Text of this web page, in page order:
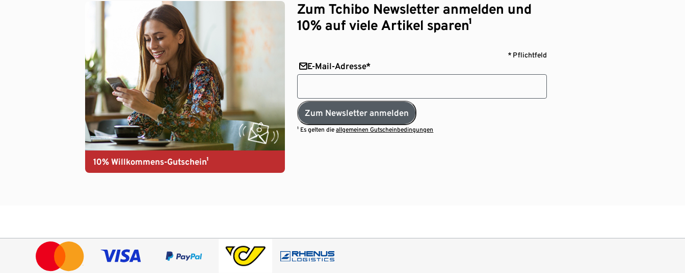
10% Willkommens-Gutschein¹
Zum Tchibo Newsletter anmelden und
10% auf viele Artikel sparen¹
* Pflichtfeld
E-Mail-Adresse*
Zum Newsletter anmelden
¹ Es gelten dieallgemeinen Gutscheinbedingungen